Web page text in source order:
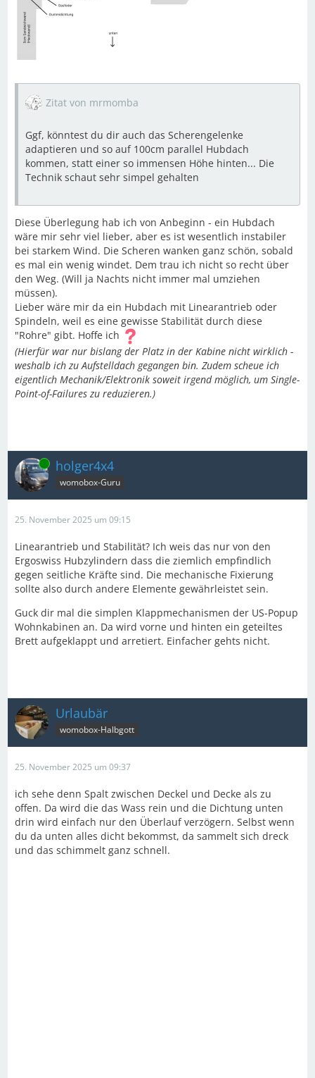
Zitat von mrmomba
Ggf, könntest du dir auch das Scherengelenke
adaptieren und so auf 100cm parallel Hubdach
kommen, statt einer so immensen Höhe hinten... Die
Technik schaut sehr simpel gehalten
Diese Überlegung hab ich von Anbeginn - ein Hubdach
wäre mir sehr viel lieber, aber es ist wesentlich instabiler
bei starkem Wind. Die Scheren wanken ganz schön, sobald
es mal ein wenig windet. Dem trau ich nicht so recht über
den Weg. (Will ja Nachts nicht immer mal umziehen
müssen).
Lieber wäre mir da ein Hubdach mit Linearantrieb oder
Spindeln, weil es eine gewisse Stabilität durch diese
"Rohre" gibt. Hoffe ich
(Hierfür war nur bislang der Platz in der Kabine nicht wirklich -
weshalb ich zu Aufstelldach gegangen bin. Zudem scheue ich
eigentlich Mechanik/Elektronik soweit irgend möglich, um Single-
Point-of-Failures zu reduzieren.)
Online holger4x4
womobox-Guru
25. November 2025 um 09:15
Linearantrieb und Stabilität? Ich weis das nur von den
Ergoswiss Hubzylindern dass die ziemlich empfindlich
gegen seitliche Kräfte sind. Die mechanische Fixierung
sollte also durch andere Elemente gewährleistet sein.
Guck dir mal die simplen Klappmechanismen der US-Popup
Wohnkabinen an. Da wird vorne und hinten ein geteiltes
Brett aufgeklappt und arretiert. Einfacher gehts nicht.
Urlaubär
womobox-Halbgott
25. November 2025 um 09:37
ich sehe denn Spalt zwischen Deckel und Decke als zu
offen. Da wird die das Wass rein und die Dichtung unten
drin wird einfach nur den Überlauf verzögern. Selbst wenn
du da unten alles dicht bekommst, da sammelt sich dreck
und das schimmelt ganz schnell.